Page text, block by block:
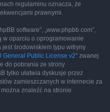
regulaminu oznacza, że
prawnymi.
software”, „www.phpbb.com”,
w oparciu o oprogramowanie
środowiskiem typu witryny
General Public License v2” zwanej
do pobrania ze strony
tylko ułatwia dyskusje przez
zamieszczanych w internecie za
znaleźć na stronie